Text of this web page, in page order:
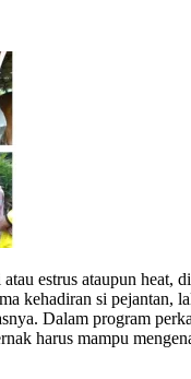
estrus ataupun heat,
kehadiran si pejantan,
Dalam program
harus mampu